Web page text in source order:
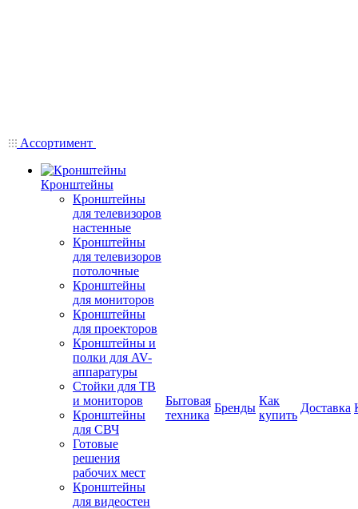
Ассортимент
Кронштейны
Кронштейны
для телевизоров
настенные
Кронштейны
для телевизоров
потолочные
Кронштейны
для мониторов
Кронштейны
для проекторов
Кронштейны и
полки для AV-
аппаратуры
Стойки для ТВ
и мониторов
Кронштейны
для СВЧ
Готовые
решения
рабочих мест
Кронштейны
для видеостен
Бытовая
техника
Бренды
Как
купить
Доставка